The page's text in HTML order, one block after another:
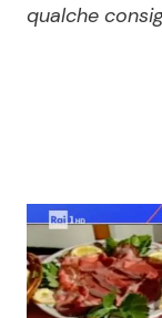
News Musica
News
qualche